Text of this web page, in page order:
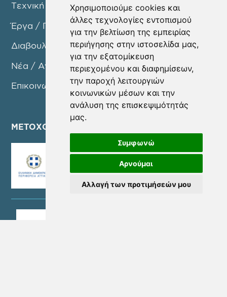
Χρησιμοποιούμε cookies και
άλλες τεχνολογίες εντοπισμού
για την βελτίωση της εμπειρίας
περιήγησης στην ιστοσελίδα μας,
για την εξατομίκευση
περιεχομένου και διαφημίσεων,
την παροχή λειτουργιών
κοινωνικών μέσων και την
ανάλυση της επισκεψιμότητάς
μας.
Συμφωνώ
Αρνούμαι
Αλλαγή των προτιμήσεών μου
Τεχνική Υπηρεσία
Έργα / Προγράμματα
Διαβουλεύσεις
Νέα / Ανακοινώσεις
Επικοινωνία
ΜΕΤΟΧΟΙ